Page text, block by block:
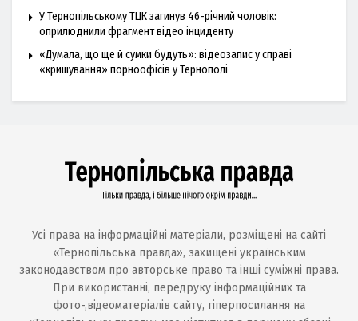
У Тернопільському ТЦК загинув 46-річний чоловік:
оприлюднили фрагмент відео інциденту
«Думала, що ще й сумки будуть»: відеозапис у справі
«кришування» порноофісів у Тернополі
Усі права на інформаційні матеріали, розміщені на сайті
«Тернопільська правда», захищені українським
законодавством про авторське право та інші суміжні права.
При використанні, передруку інформаційних та
фото-,відеоматеріалів сайту, гіперпосилання на